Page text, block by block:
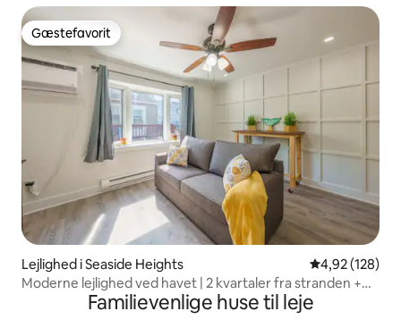
Gæstefavorit
Gæstefavorit
Lejlighed i Seaside Heights 4,92 ud af 5 i
4,92 (128)
Moderne lejlighed ved havet | 2 kvartaler fra stranden +
Familievenlige huse til leje